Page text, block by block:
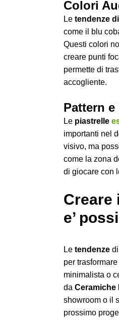
Colori
Le tendenze
come il blu
Questi colori
creare punti
permette di
accogliente.
Pattern
Le piastrelle
importanti nel
visivo, ma
come la zona
di giocare con
Creare
e’
Le tendenze
per
minimalista o
da Ceramiche
showroom o il
prossimo